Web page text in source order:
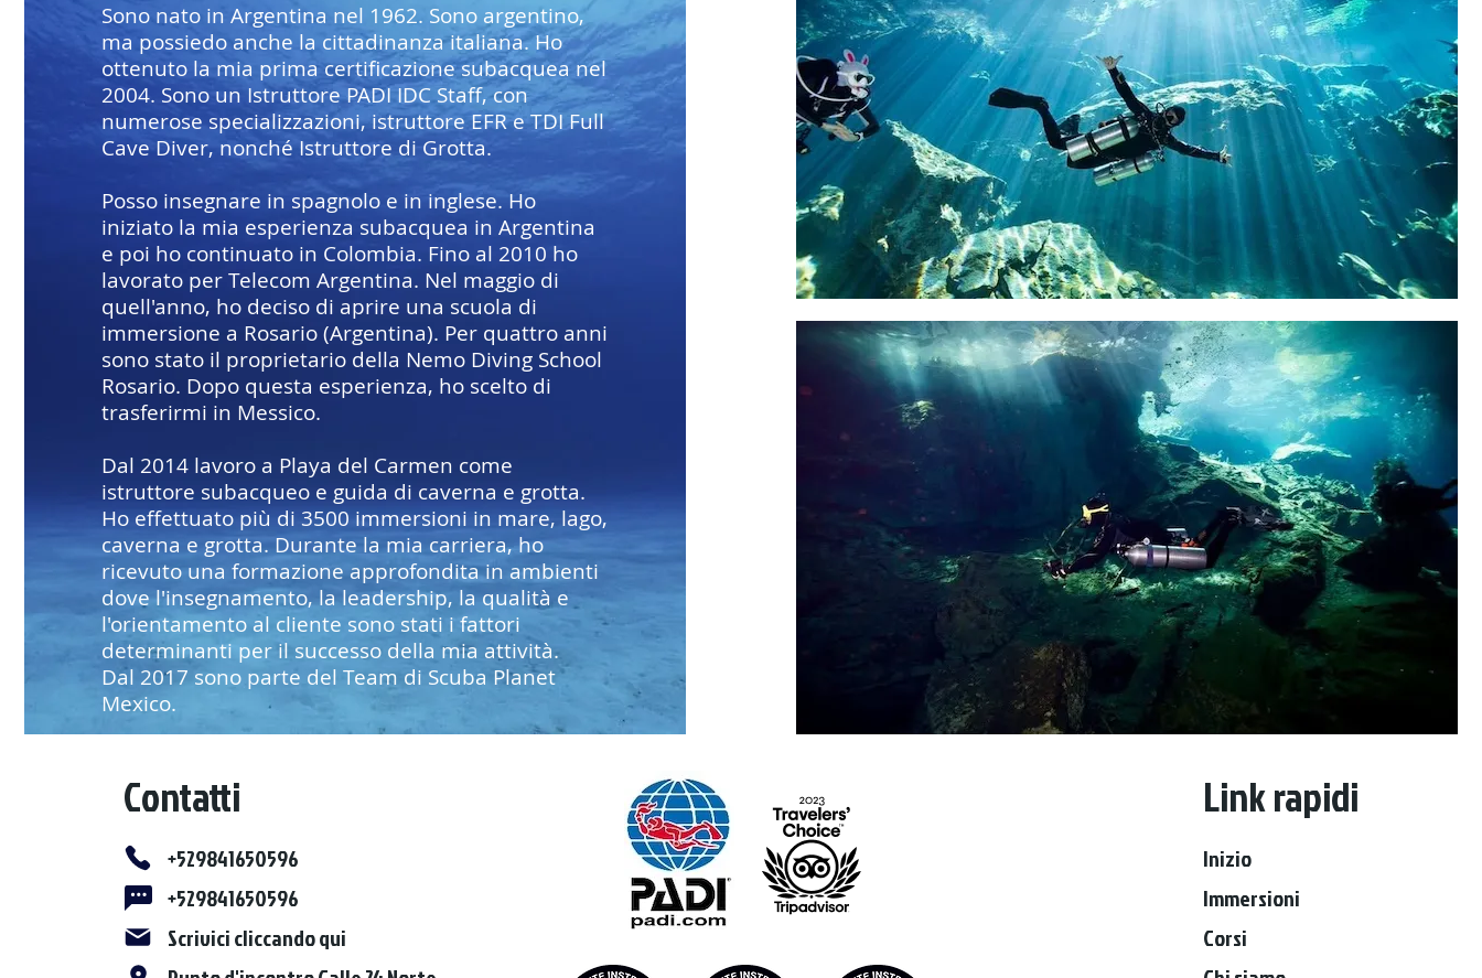
Sono nato in Argentina nel 1962. Sono argentino,
ma possiedo anche la cittadinanza italiana. Ho
ottenuto la mia prima certificazione subacquea nel
2004. Sono un Istruttore PADI IDC Staff, con
numerose specializzazioni, istruttore EFR e TDI Full
Cave Diver, nonché Istruttore di Grotta.
Posso insegnare in spagnolo e in inglese. Ho
iniziato la mia esperienza subacquea in Argentina
e poi ho continuato in Colombia. Fino al 2010 ho
lavorato per Telecom Argentina. Nel maggio di
quell'anno, ho deciso di aprire una scuola di
immersione a Rosario (Argentina). Per quattro anni
sono stato il proprietario della Nemo Diving School
Rosario. Dopo questa esperienza, ho scelto di
trasferirmi in Messico.
Dal 2014 lavoro a Playa del Carmen come
istruttore subacqueo e guida di caverna e grotta.
Ho effettuato più di 3500 immersioni in mare, lago,
caverna e grotta. Durante la mia carriera, ho
ricevuto una formazione approfondita in ambienti
dove l'insegnamento, la leadership, la qualità e
l'orientamento al cliente sono stati i fattori
determinanti per il successo della mia attività.
Dal 2017 sono parte del Team di Scuba Planet
Mexico.
Contatti
+529841650596
+529841650596
Scrivici cliccando qui
Link rapidi
Inizio
Immersioni
Corsi